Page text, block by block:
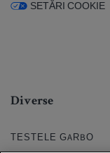
SETĂRI COOKIE
Diverse
TESTELE GARBO